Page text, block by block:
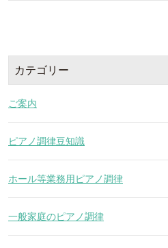
カテゴリー
ご案内
ピアノ調律豆知識
ホール等業務用ピアノ調律
一般家庭のピアノ調律